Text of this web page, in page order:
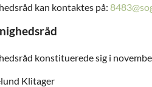
kan kontaktes på:
konstituerede sig i
Klitager